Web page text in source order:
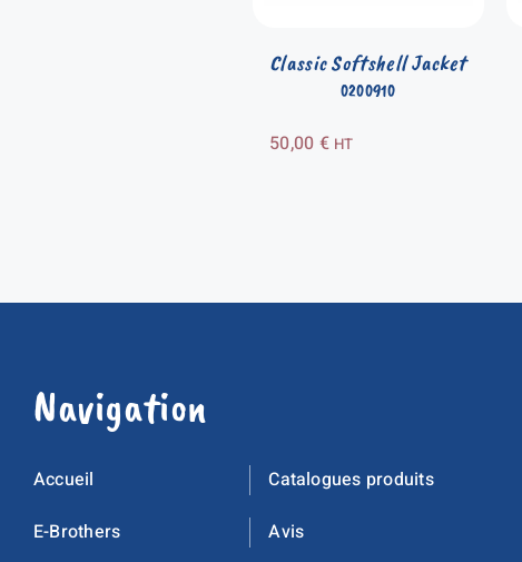
0200910
Classic Softshell Jacket
50,00 € HT
Navigation
Accueil
E-Brothers
Catalogues produits
Avis